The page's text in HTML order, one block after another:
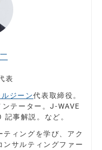
表
ジーン代表取締役。
テーター。J-WAVE
事解説。など。
ィングを学び、アク
ンサルティングファー